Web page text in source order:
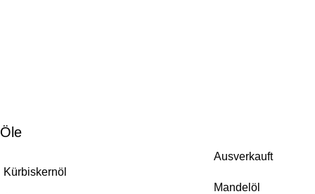
Öle
Kürbiskernöl
Ausverkauft
Mandelöl